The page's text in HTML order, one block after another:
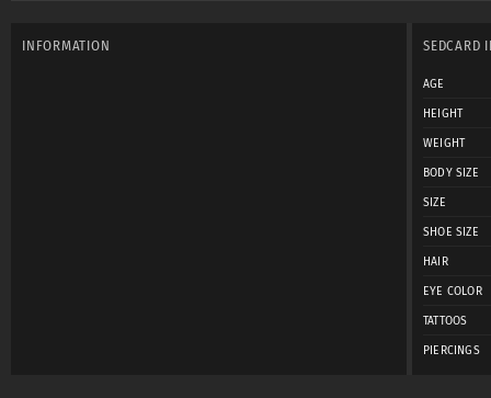
INFORMATION SEDCARD
AGE
HEIGHT
WEIGHT
BODY SIZE
SIZE
SHOE SIZE
HAIR
EYE COLOR
TATTOOS
PIERCINGS